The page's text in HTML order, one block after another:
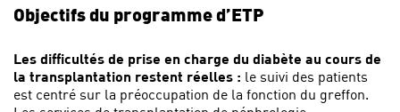
Objectifs du programme d’ETP
Les difficultés de prise en charge du diabète au cours de
la transplantation restent réelles : le suivi des patients
est centré sur la préoccupation de la fonction du greffon.